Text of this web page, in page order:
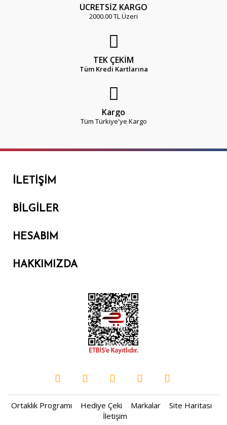
ÜCRETSİZ KARGO
2000.00 TL Üzeri
TEK ÇEKİM
Tüm Kredi Kartlarına
Kargo
Tüm Türkiye'ye Kargo
İLETIŞIM
BILGILER
HESABIM
HAKKIMIZDA
Ortaklık Programı Hediye Çeki Markalar
Site Haritası
İletişim